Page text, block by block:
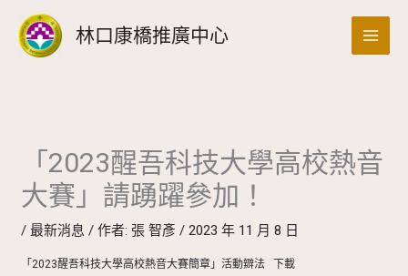
林口康橋推廣中心
「2023醒吾科技大學高校熱音
大賽」請踴躍參加！
/最新消息 / 作者: 張 智彥 /2023 年 11 月 8 日
「2023醒吾科技大學高校熱音大賽簡章」活動辧法
下載
尋